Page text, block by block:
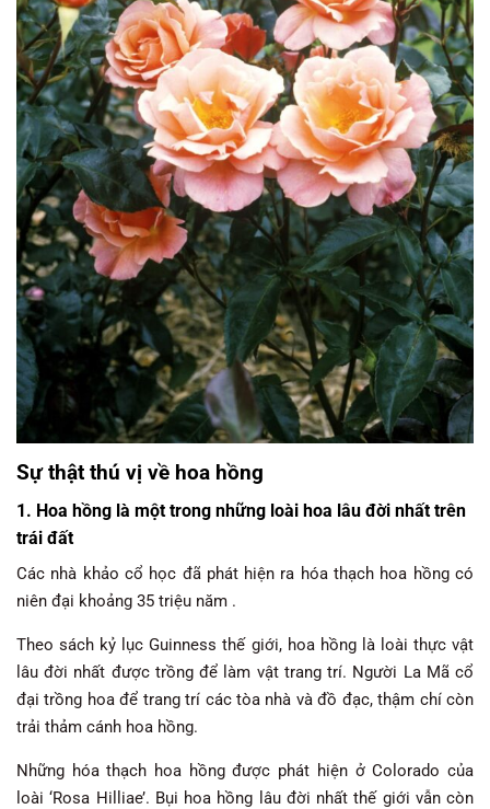
Sự thật thú vị về hoa hồng
1. Hoa hồng là một trong những loài hoa lâu đời nhất trên
trái đất
Các nhà khảo cổ học đã phát hiện ra hóa thạch hoa hồng có
niên đại khoảng 35 triệu năm .
Theo sách kỷ lục Guinness thế giới, hoa hồng là loài thực vật
lâu đời nhất được trồng để làm vật trang trí. Người La Mã cổ
đại trồng hoa để trang trí các tòa nhà và đồ đạc, thậm chí còn
trải thảm cánh hoa hồng.
Những hóa thạch hoa hồng được phát hiện ở Colorado của
loài ‘Rosa Hilliae’. Bụi hoa hồng lâu đời nhất thế giới vẫn còn